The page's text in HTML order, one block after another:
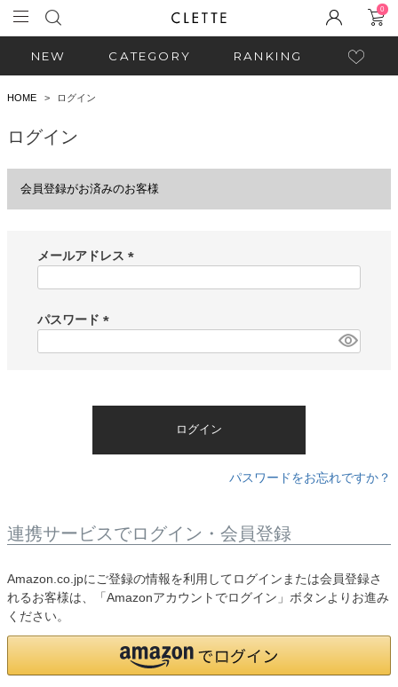
0
NEW CATEGORY RANKING
HOME ログイン
ログイン
会員登録がお済みのお客様
メールアドレス
)
パスワード
ログイン
パスワードをお忘れですか？
連携サービスでログイン・会員登録
Amazon.co.jpにご登録の情報を利用してログインまたは会員登録さ
れるお客様は、「Amazonアカウントでログイン」ボタンよりお進み
ください。